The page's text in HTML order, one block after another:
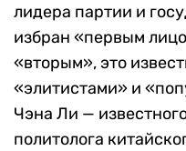
лидера партии и
избран «первым
«вторым», это
«элитистами» и
Чэна Ли —
политолога